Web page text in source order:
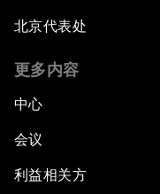
北京代表处
更多内容
中心
会议
利益相关方